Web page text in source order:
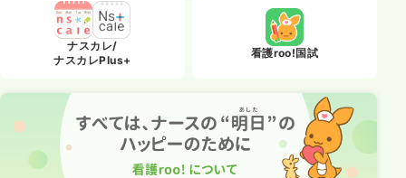
ナスカレ/
ナスカレPlus+
看護roo!国試